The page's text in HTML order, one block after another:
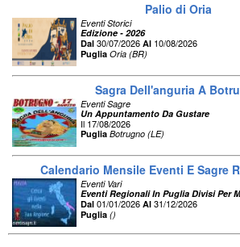
Palio di Oria
Eventi Storici
Edizione - 2026
Dal 30/07/2026 Al 10/08/2026
Puglia Oria (BR)
Sagra Dell'anguria A
Eventi Sagre
Un Appuntamento Da Gustare
Il 17/08/2026
Puglia Botrugno (LE)
Calendario Mensile Eventi E Sagre
Eventi Vari
Eventi Regionali In Puglia Divisi Per
Dal 01/01/2026 Al 31/12/2026
Puglia ()